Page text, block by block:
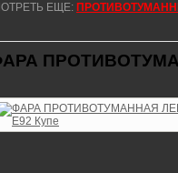
ЕЩЕ: